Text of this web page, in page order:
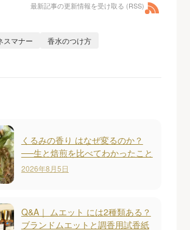
最新記事の更新情報を受け取る (RSS)
スマナー 香水のつけ方
くるみの香り はなぜ変るのか？
──生と焙煎を比べてわかったこと
2026年8月5日
Q&A｜ ムエット には2種類ある？
ブランドムエットと調香用試香紙